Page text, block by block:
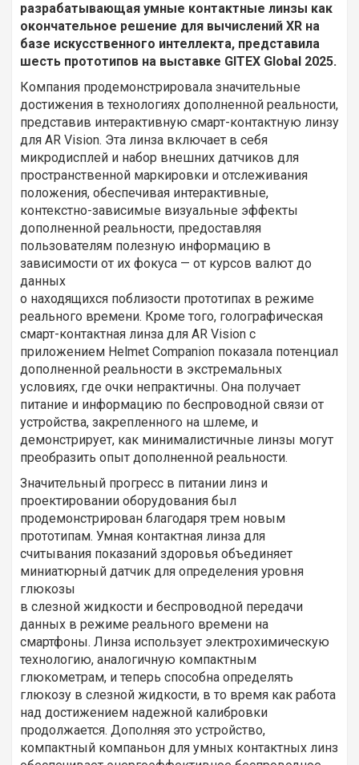
разрабатывающая умные контактные линзы как
окончательное решение для вычислений XR на
базе искусственного интеллекта, представила
шесть прототипов на выставке GITEX Global 2025.
Компания продемонстрировала значительные
достижения в технологиях дополненной реальности,
представив интерактивную смарт-контактную линзу
для AR Vision. Эта линза включает в себя
микродисплей и набор внешних датчиков для
пространственной маркировки и отслеживания
положения, обеспечивая интерактивные,
контекстно-зависимые визуальные эффекты
дополненной реальности, предоставляя
пользователям полезную информацию в
зависимости от их фокуса — от курсов валют до
данных
о находящихся поблизости прототипах в режиме
реального времени. Кроме того, голографическая
смарт-контактная линза для AR Vision с
приложением Helmet Companion показала потенциал
дополненной реальности в экстремальных
условиях, где очки непрактичны. Она получает
питание и информацию по беспроводной связи от
устройства, закрепленного на шлеме, и
демонстрирует, как минималистичные линзы могут
преобразить опыт дополненной реальности.
Значительный прогресс в питании линз и
проектировании оборудования был
продемонстрирован благодаря трем новым
прототипам. Умная контактная линза для
считывания показаний здоровья объединяет
миниатюрный датчик для определения уровня
глюкозы
в слезной жидкости и беспроводной передачи
данных в режиме реального времени на
смартфоны. Линза использует электрохимическую
технологию, аналогичную компактным
глюкометрам, и теперь способна определять
глюкозу в слезной жидкости, в то время как работа
над достижением надежной калибровки
продолжается. Дополняя это устройство,
компактный компаньон для умных контактных линз